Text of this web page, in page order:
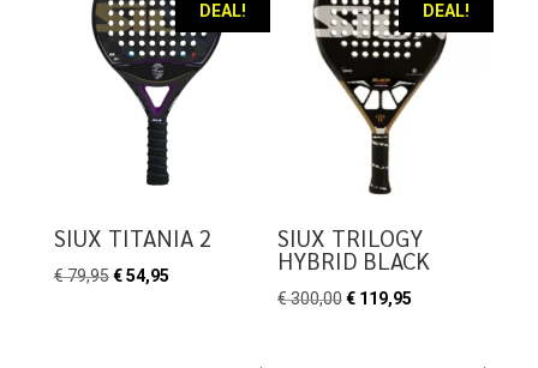
DEAL!
SIUX TITANIA 2
€79,95 Oorspronkelijke
€54,95Huidige
DEAL!
SIUX TRILOGY
HYBRID BLACK
€300,00Oorspronkelijke
€ 119,95